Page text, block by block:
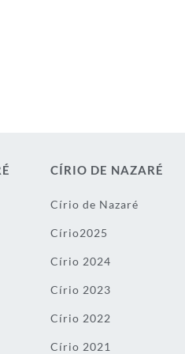
CÍRIO DE NAZARÉ
Círio de Nazaré
Círio2025
Círio 2024
Círio 2023
Círio 2022
Círio 2021